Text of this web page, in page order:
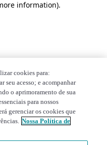
information).
cookies para:
seu acesso; e acompanhar
o aprimoramento de sua
para nossos
gerenciar os cookies que
Nossa Política de